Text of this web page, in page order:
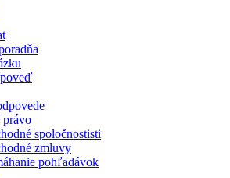
právo
spoločnostisti
zmluvy
pohľadávok